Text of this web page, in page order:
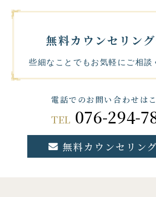
無料カウンセリン
些細なことでもお気軽にご相談
電話でのお問い合わせは
TEL 076-294-
無料カウンセリン